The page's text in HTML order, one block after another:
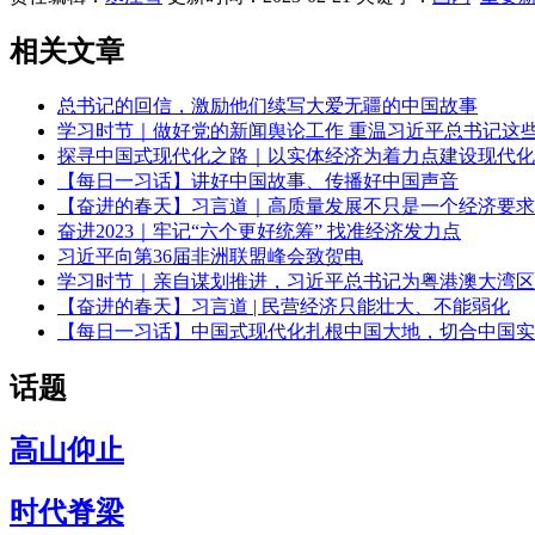
相关文章
总书记的回信，激励他们续写大爱无疆的中国故事
学习时节｜做好党的新闻舆论工作 重温习近平总书记这
探寻中国式现代化之路｜以实体经济为着力点建设现代
【每日一习话】讲好中国故事、传播好中国声音
【奋进的春天】习言道｜高质量发展不只是一个经济要求
奋进2023｜牢记“六个更好统筹” 找准经济发力点
习近平向第36届非洲联盟峰会致贺电
学习时节｜亲自谋划推进，习近平总书记为粤港澳大湾
【奋进的春天】习言道 | 民营经济只能壮大、不能弱化
【每日一习话】中国式现代化扎根中国大地，切合中国
话题
高山仰止
时代脊梁